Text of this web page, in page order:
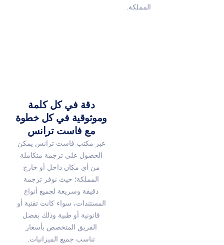
المملكة.
دقة في كل كلمة
وموثوقية في كل خطوة
مع فاست ترانس
عبر مكتب فاست ترانس يمكن
الحصول على ترجمة متكاملة
من أي مكان داخل أو خارج
المملكة؛ حيث نوفر ترجمة
دقيقة وسريعة لجميع أنواع
المستندات، سواء كانت تقنية أو
قانونية أو طبية وذلك بفضل
الفريق المتخصص بأسعار
تناسب جميع الميزانيات.